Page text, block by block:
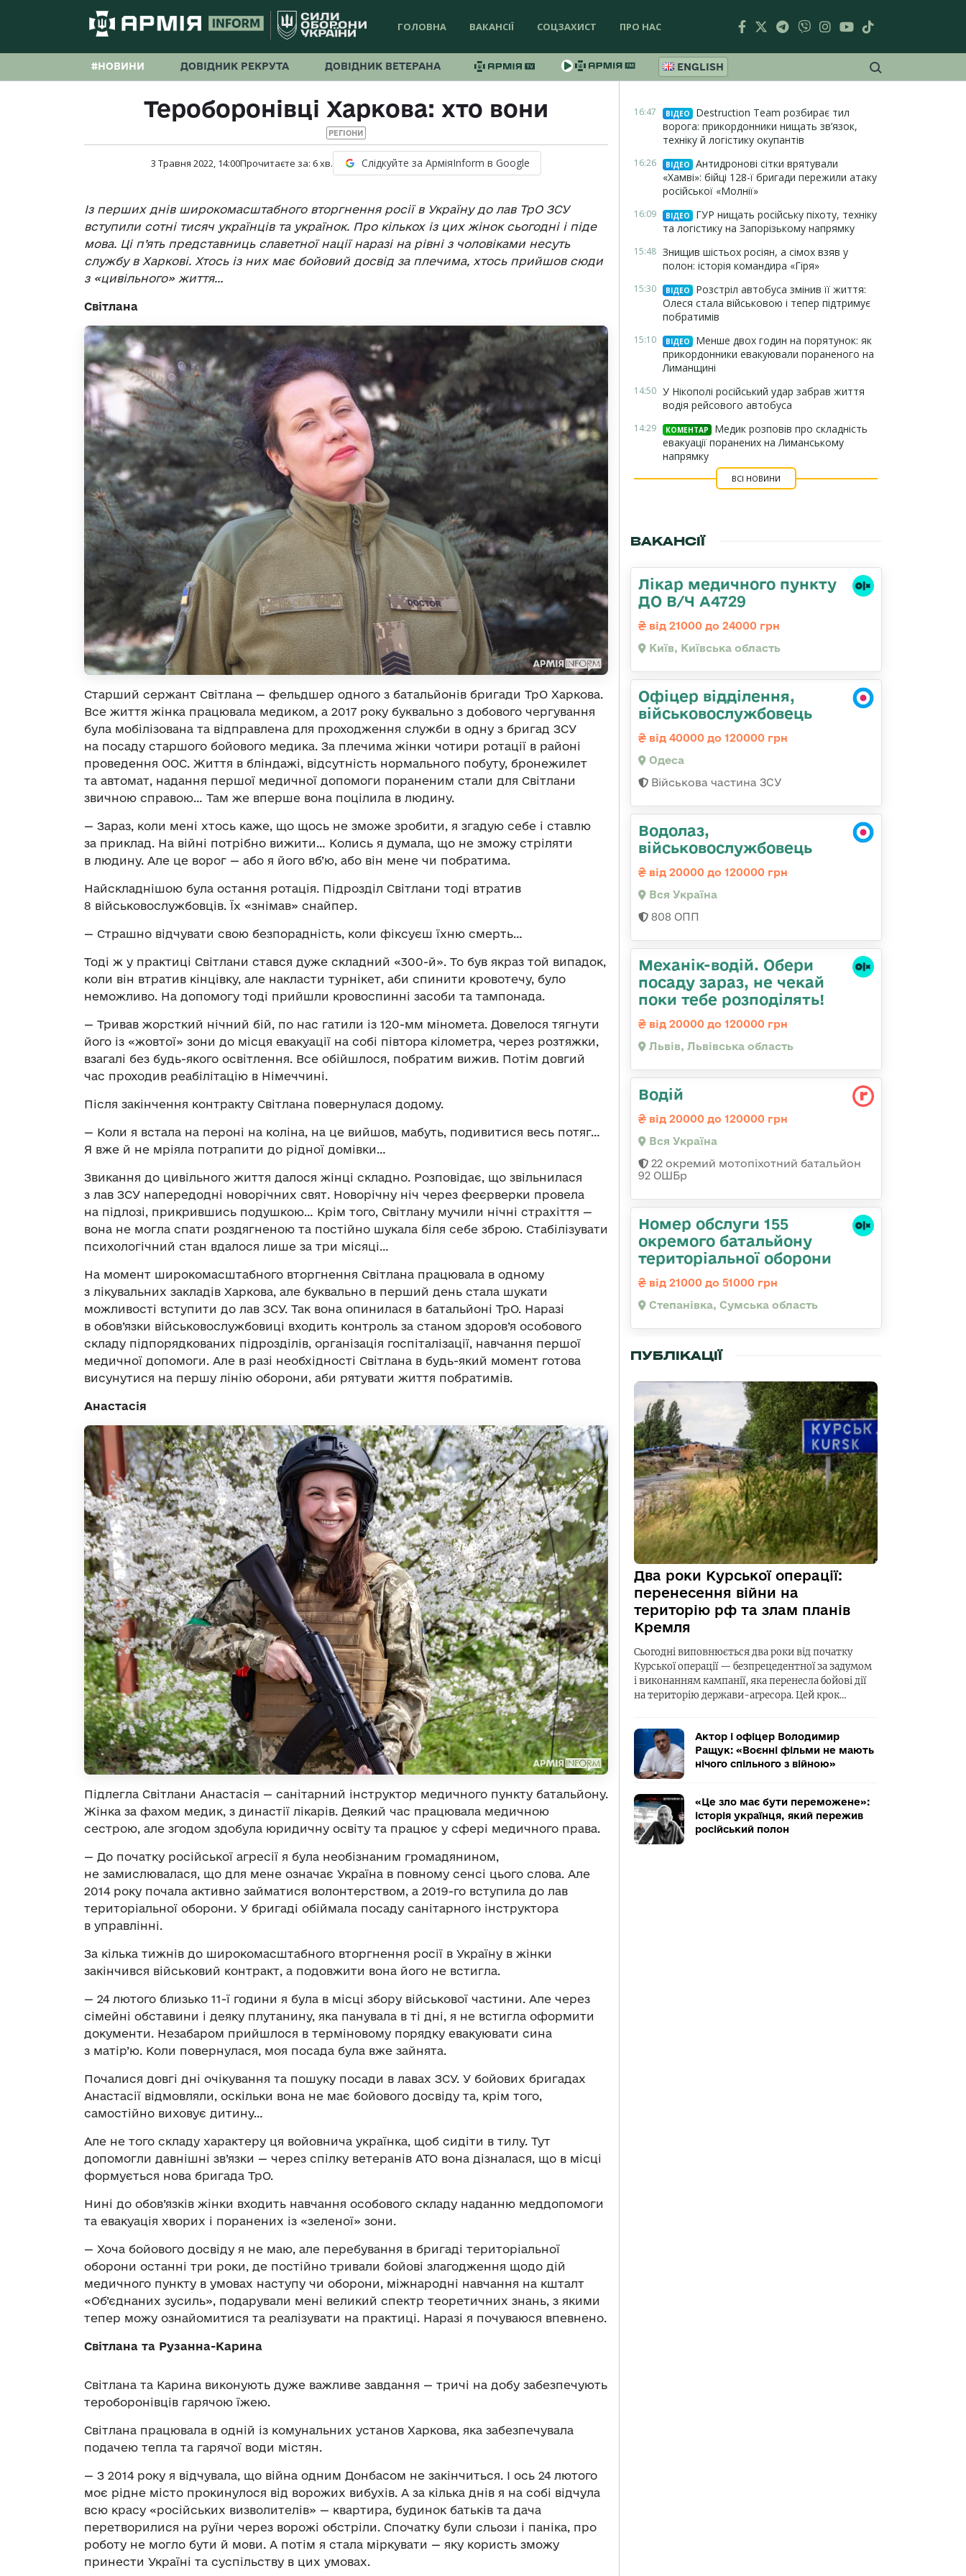
ГОЛОВНА ВАКАНСІЇ СОЦЗАХИСТ ПРО НАС
#НОВИНИ ДОВІДНИК РЕКРУТА ДОВІДНИК ВЕТЕРАНА ENGLISH
Тероборонівці Харкова: хто вони
РЕГІОНИ
3 Травня 2022, 14:00Прочитаєте за: 6хв. Слідкуйте за АрміяInform в Google
Із перших днів широкомасштабного вторгнення росії в Україну до лав ТрО ЗСУ
вступили сотні тисяч українців та українок. Про кількох із цих жінок сьогодні і піде
мова. Ці п’ять представниць славетної нації наразі на рівні з чоловіками несуть
службу в Харкові. Хтось із них має бойовий досвід за плечима, хтось прийшов сюди
з «цивільного» життя…
Світлана
Старший сержант Світлана — фельдшер одного з батальйонів бригади ТрО Харкова.
Все життя жінка працювала медиком, а 2017 року буквально з добового чергування
була мобілізована та відправлена для проходження служби в одну з бригад ЗСУ
на посаду старшого бойового медика. За плечима жінки чотири ротації в районі
проведення ООС. Життя в бліндажі, відсутність нормального побуту, бронежилет
та автомат, надання першої медичної допомоги пораненим стали для Світлани
звичною справою… Там же вперше вона поцілила в людину.
— Зараз, коли мені хтось каже, що щось не зможе зробити, я згадую себе і ставлю
за приклад. На війні потрібно вижити… Колись я думала, що не зможу стріляти
в людину. Але це ворог — або я його вб’ю, або він мене чи побратима.
Найскладнішою була остання ротація. Підрозділ Світлани тоді втратив
8 військовослужбовців. Їх «знімав» снайпер.
— Страшно відчувати свою безпорадність, коли фіксуєш їхню смерть…
Тоді ж у практиці Світлани стався дуже складний «300-й». То був якраз той випадок,
коли він втратив кінцівку, але накласти турнікет, аби спинити кровотечу, було
неможливо. На допомогу тоді прийшли кровоспинні засоби та тампонада.
— Тривав жорсткий нічний бій, по нас гатили із 120-мм міномета. Довелося тягнути
його із «жовтої» зони до місця евакуації на собі півтора кілометра, через розтяжки,
взагалі без будь-якого освітлення. Все обійшлося, побратим вижив. Потім довгий
час проходив реабілітацію в Німеччині.
Після закінчення контракту Світлана повернулася додому.
— Коли я встала на пероні на коліна, на це вийшов, мабуть, подивитися весь потяг…
Я вже й не мріяла потрапити до рідної домівки…
Звикання до цивільного життя далося жінці складно. Розповідає, що звільнилася
з лав ЗСУ напередодні новорічних свят. Новорічну ніч через феєрверки провела
на підлозі, прикрившись подушкою… Крім того, Світлану мучили нічні страхіття —
вона не могла спати роздягненою та постійно шукала біля себе зброю. Стабілізувати
психологічний стан вдалося лише за три місяці…
На момент широкомасштабного вторгнення Світлана працювала в одному
з лікувальних закладів Харкова, але буквально в перший день стала шукати
можливості вступити до лав ЗСУ. Так вона опинилася в батальйоні ТрО. Наразі
в обов’язки військовослужбовиці входить контроль за станом здоров’я особового
складу підпорядкованих підрозділів, організація госпіталізації, навчання першої
медичної допомоги. Але в разі необхідності Світлана в будь-який момент готова
висунутися на першу лінію оборони, аби рятувати життя побратимів.
Анастасія
Підлегла Світлани Анастасія — санітарний інструктор медичного пункту батальйону.
Жінка за фахом медик, з династії лікарів. Деякий час працювала медичною
сестрою, але згодом здобула юридичну освіту та працює у сфері медичного права.
— До початку російської агресії я була необізнаним громадянином,
не замислювалася, що для мене означає Україна в повному сенсі цього слова. Але
2014 року почала активно займатися волонтерством, а 2019-го вступила до лав
територіальної оборони. У бригаді обіймала посаду санітарного інструктора
в управлінні.
За кілька тижнів до широкомасштабного вторгнення росії в Україну в жінки
закінчився військовий контракт, а подовжити вона його не встигла.
— 24 лютого близько 11-ї години я була в місці збору військової частини. Але через
сімейні обставини і деяку плутанину, яка панувала в ті дні, я не встигла оформити
документи. Незабаром прийшлося в терміновому порядку евакуювати сина
з матір’ю. Коли повернулася, моя посада була вже зайнята.
Почалися довгі дні очікування та пошуку посади в лавах ЗСУ. У бойових бригадах
Анастасії відмовляли, оскільки вона не має бойового досвіду та, крім того,
самостійно виховує дитину…
Але не того складу характеру ця войовнича українка, щоб сидіти в тилу. Тут
допомогли давнішні зв’язки — через спілку ветеранів АТО вона дізналася, що в місці
формується нова бригада ТрО.
Нині до обов’язків жінки входить навчання особового складу наданню меддопомоги
та евакуація хворих і поранених із «зеленої» зони.
— Хоча бойового досвіду я не маю, але перебування в бригаді територіальної
оборони останні три роки, де постійно тривали бойові злагодження щодо дій
медичного пункту в умовах наступу чи оборони, міжнародні навчання на кшталт
«Об’єднаних зусиль», подарували мені великий спектр теоретичних знань, з якими
тепер можу ознайомитися та реалізувати на практиці. Наразі я почуваюся впевнено.
Світлана та Рузанна-Карина
Світлана та Карина виконують дуже важливе завдання — тричі на добу забезпечують
тероборонівців гарячою їжею.
Світлана працювала в одній із комунальних установ Харкова, яка забезпечувала
подачею тепла та гарячої води містян.
— З 2014 року я відчувала, що війна одним Донбасом не закінчиться. І ось 24 лютого
моє рідне місто прокинулося від ворожих вибухів. А за кілька днів я на собі відчула
всю красу «російських визволителів» — квартира, будинок батьків та дача
перетворилися на руїни через ворожі обстріли. Спочатку були сльози і паніка, про
роботу не могло бути й мови. А потім я стала міркувати — яку користь зможу
принести Україні та суспільству в цих умовах.
16:47 ВІДЕО
Destruction Team розбирає тил
ворога: прикордонники нищать зв’язок,
техніку й логістику окупантів
16:26 ВІДЕО
Антидронові сітки врятували
«Хамві»: бійці 128-ї бригади пережили атаку
російської «Молнії»
16:09 ВІДЕО
ГУР нищать російську піхоту, техніку
та логістику на Запорізькому напрямку
15:48 Знищив шістьох росіян, а сімох взяв у
полон: історія командира «Гіря»
15:30 ВІДЕО
Розстріл автобуса змінив її життя:
Олеся стала військовою і тепер підтримує
побратимів
15:10 ВІДЕО
Менше двох годин на порятунок: як
прикордонники евакуювали пораненого на
Лиманщині
14:50 У Нікополі російський удар забрав життя
водія рейсового автобуса
14:29 КОМЕНТАР
Медик розповів про складність
евакуації поранених на Лиманському
напрямку
ВСІ НОВИНИ
ВАКАНСІЇ
Лікар медичного пункту
ДО В/Ч А4729
від 21000 до 24000 грн
Київ, Київська область
Офіцер відділення,
військовослужбовець
від 40000 до 120000 грн
Одеса
Військова частина ЗСУ
Водолаз,
військовослужбовець
від 20000 до 120000 грн
Вся Україна
808 ОПП
Механік-водій. Обери
посаду зараз, не чекай
поки тебе розподілять!
від 20000 до 120000 грн
Львів, Львівська область
Водій
від 20000 до 120000 грн
Вся Україна
22 окремий мотопіхотний батальйон
92 ОШБр
Номер обслуги 155
окремого батальйону
територіальної оборони
від 21000 до 51000 грн
Степанівка, Сумська область
ПУБЛІКАЦІЇ
Два роки Курської операції:
перенесення війни на
територію рф та злам планів
Кремля
Сьогодні виповнюється два роки від початку
Курської операції — безпрецедентної за задумом
і виконанням кампанії, яка перенесла бойові дії
на територію держави-агресора. Цей крок…
Актор і офіцер Володимир
Ращук: «Воєнні фільми не мають
нічого спільного з війною»
«Це зло має бути переможене»:
історія українця, який пережив
російський полон